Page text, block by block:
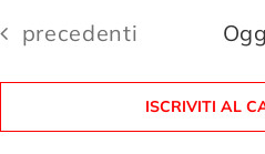
data.
Eventi
precedenti
ISCRIVITI AL